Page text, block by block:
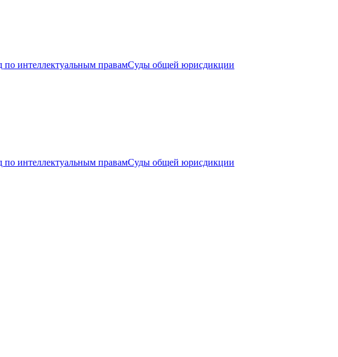
по интеллектуальным правамСуды общей юрисдикции
по интеллектуальным правамСуды общей юрисдикции